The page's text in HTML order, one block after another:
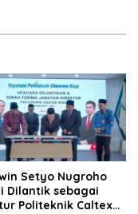
Setyo Nugroho
Dilantik sebagai
Politeknik Caltex